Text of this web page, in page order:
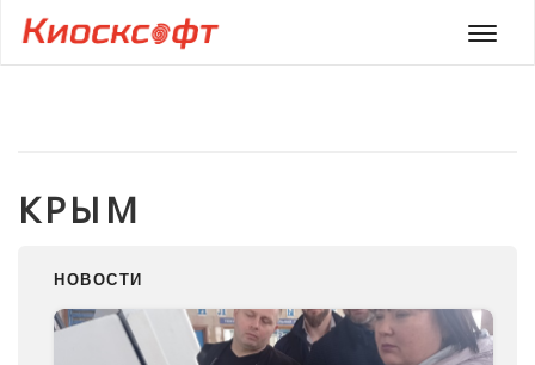
Меню
КРЫМ
НОВОСТИ